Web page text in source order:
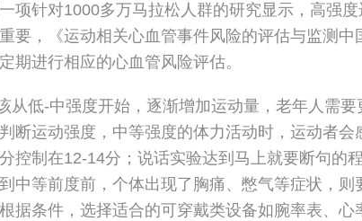
项针对1000多万马拉松人群的研究显示，高强
要，《运动相关心血管事件风险的评估与监测中
期进行相应的心血管风险评估。
低-中强度开始，逐渐增加运动量，老年人需要
断运动强度，中等强度的体力活动时，运动者会
控制在12-14分；说话实验达到马上就要断句的
中等前度前，个体出现了胸痛、憋气等症状，则
据条件，选择适合的可穿戴类设备如腕率表、心